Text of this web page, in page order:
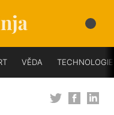
VĚDA TECHNOLOGIE